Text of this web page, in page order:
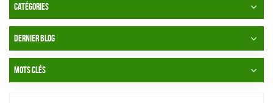
CATÉGORIES
DERNIER BLOG
MOTS CLÉS